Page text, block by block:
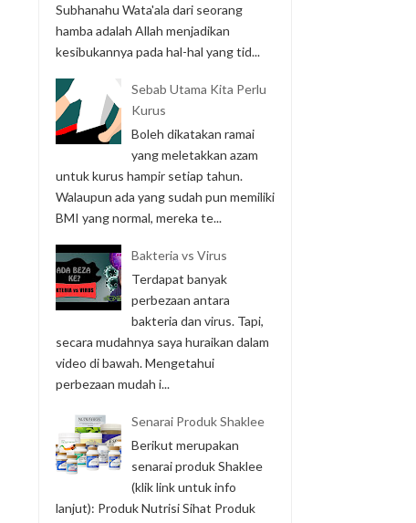
Subhanahu Wata'ala dari seorang
hamba adalah Allah menjadikan
kesibukannya pada hal-hal yang tid...
Sebab Utama Kita Perlu
Kurus
Boleh dikatakan ramai
yang meletakkan azam
untuk kurus hampir setiap tahun.
Walaupun ada yang sudah pun memiliki
BMI yang normal, mereka te...
Bakteria vs Virus
Terdapat banyak
perbezaan antara
bakteria dan virus. Tapi,
secara mudahnya saya huraikan dalam
video di bawah. Mengetahui
perbezaan mudah i...
Senarai Produk Shaklee
Berikut merupakan
senarai produk Shaklee
(klik link untuk info
lanjut): Produk Nutrisi Sihat Produk